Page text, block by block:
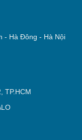
nơi khác.
ty thiết kế
- Hà Đông - Hà Nội
TP.HCM